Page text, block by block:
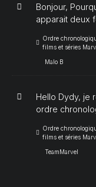
Bonjour,
apparait deux
Ordre
films et séries
Malo B
Hello Dydy, je
ordre
Ordre
films et séries
TeamMarvel